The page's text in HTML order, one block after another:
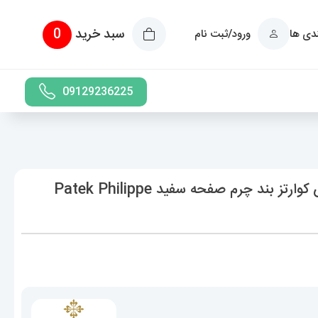
ها ورود/ثبت نام سبد خرید 0
09129236225
ساعت مچی مردانه پتک فیلیپ کوبیتوس کوارتز بند چرم صفحه سفید Patek Philippe